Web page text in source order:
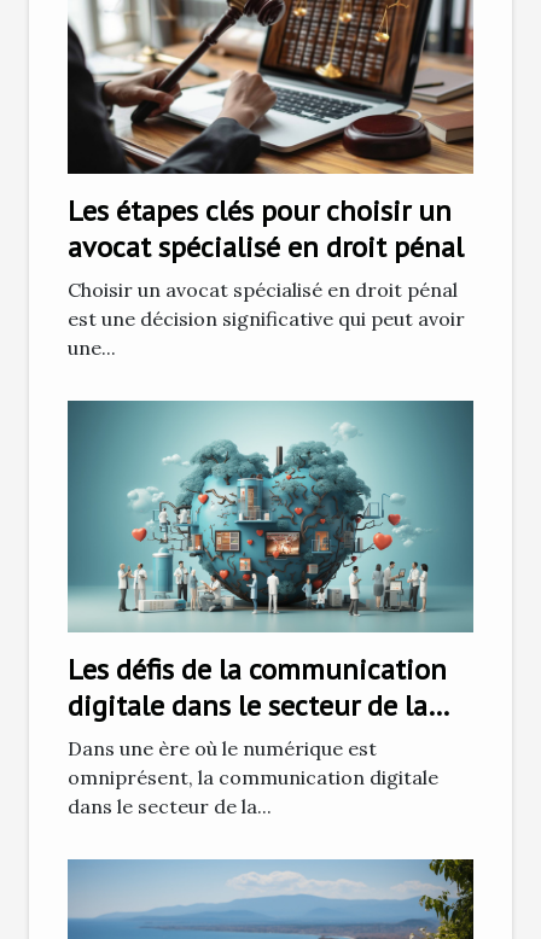
Les étapes clés pour choisir un
avocat spécialisé en droit pénal
Choisir un avocat spécialisé en droit pénal
est une décision significative qui peut avoir
une...
Les défis de la communication
digitale dans le secteur de la
santé
Dans une ère où le numérique est
omniprésent, la communication digitale
dans le secteur de la...